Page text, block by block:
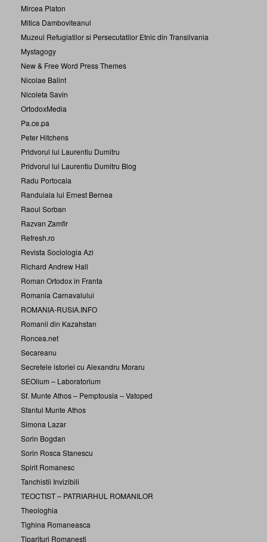
Mircea Platon
Mitica Damboviteanul
Muzeul Refugiatilor si Persecutatilor Etnic din Transilvania
Mystagogy
New & Free Word Press Themes
Nicolae Balint
Nicoleta Savin
OrtodoxMedia
Pa.ce.pa
Peter Hitchens
Pridvorul lui Laurentiu Dumitru
Pridvorul lui Laurentiu Dumitru Blog
Radu Portocala
Randuiala lui Ernest Bernea
Raoul Sorban
Razvan Zamfir
Refresh.ro
Revista Sociologia Azi
Richard Andrew Hall
Roman Ortodox in Franta
Romania Carnavalului
ROMANIA-RUSIA.INFO
Romanii din Kazahstan
Roncea.net
Secareanu
Secretele istoriei cu Alexandru Moraru
SEOlium – Laboratorium
Sf. Munte Athos – Pemptousia – Vatoped
Sfantul Munte Athos
Simona Lazar
Sorin Bogdan
Sorin Rosca Stanescu
Spirit Romanesc
Tanchistii Invizibili
TEOCTIST – PATRIARHUL ROMANILOR
Theologhia
Tighina Romaneasca
Tiparituri Romanesti